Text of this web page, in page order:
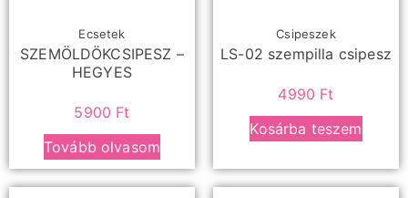
Ecsetek
SZEMÖLDÖKCSIPESZ –
HEGYES
5900 Ft
Tovább olvasom
Csipeszek
LS-02 szempilla csipesz
4990 Ft
Kosárba teszem